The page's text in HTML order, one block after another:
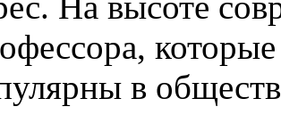
в